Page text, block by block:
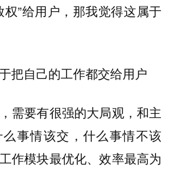
权”给用户，那我觉得这属于
把自己的工作都交给用户
需要有很强的大局观，和主
事情该交，什么事情不该
作模块最优化、效率最高为